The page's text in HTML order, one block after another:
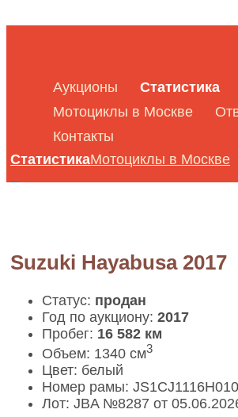
Аукционы
Статистика
Мотоциклы в Москве
Контакты
СтатистикаМотоциклы в Москве
Suzuki Hayabusa 2017
Статус: продан
Год по аукциону: 2017
Пробег: 16 582 км
Объем: 1340 см3
Цвет: белый
Номер рамы:
Лот: JBA №8287 от